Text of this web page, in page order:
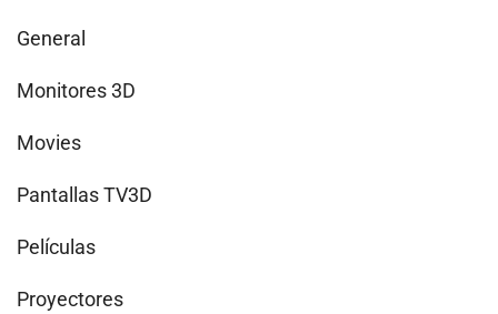
General
Monitores 3D
Movies
Pantallas TV3D
Películas
Proyectores